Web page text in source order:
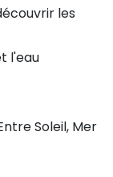
les
l'eau
Soleil, Mer